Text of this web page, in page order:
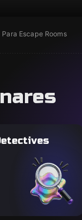
Para Escape Rooms